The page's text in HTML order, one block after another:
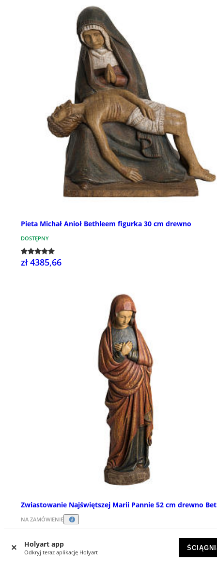
Holyart app
Odkryj teraz aplikację Holyart
Pieta Michał Anioł Bethleem figurka 30 cm drewno
DOSTĘPNY
zł 4385,66
Zwiastowanie Najświętszej Marii Pannie 52 cm drewno
NA ZAMÓWIENIE
zł 4973,43